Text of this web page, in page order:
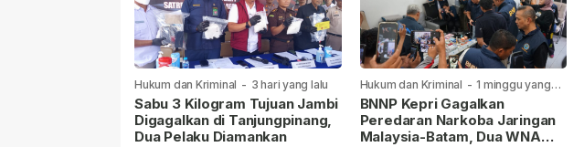
Hukum dan Kriminal - 3 hari yang lalu
Sabu 3 Kilogram Tujuan Jambi
Digagalkan di Tanjungpinang,
Dua Pelaku Diamankan
Hukum dan Kriminal - 1 minggu yang
lalu
BNNP Kepri Gagalkan
Peredaran Narkoba Jaringan
Malaysia-Batam, Dua WNA